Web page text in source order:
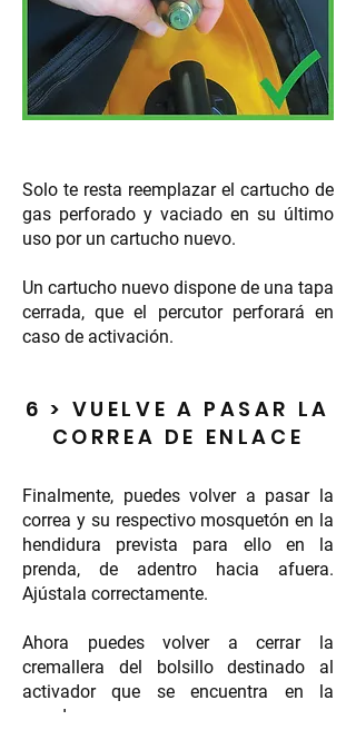
Solo te resta reemplazar el cartucho de
gas perforado y vaciado en su último
uso por un cartucho nuevo.
Un cartucho nuevo dispone de una tapa
cerrada, que el percutor perforará en
caso de activación.
6 > VUELVE A PASAR LA
CORREA DE ENLACE
Finalmente, puedes volver a pasar la
correa y su respectivo mosquetón en la
hendidura prevista para ello en la
prenda, de adentro hacia afuera.
Ajústala correctamente.
Ahora puedes volver a cerrar la
cremallera del bolsillo destinado al
activador que se encuentra en la
prenda.